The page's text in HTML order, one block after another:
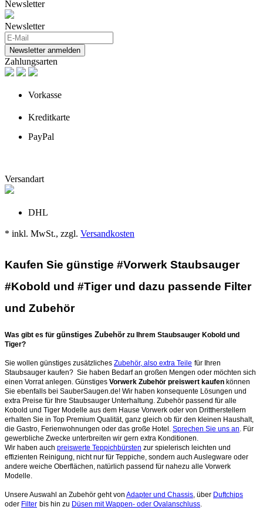
Newsletter
Newsletter
Newsletter anmelden
Zahlungsarten
Vorkasse
Kreditkarte
PayPal
Versandart
DHL
* inkl. MwSt., zzgl. Versandkosten
Kaufen Sie günstige #Vorwerk Staubsauger
#Kobold und #Tiger und dazu passende Filter
und Zubehör
Was gibt es für günstiges Zubehör zu Ihrem Staubsauger Kobold und
Tiger?
Sie wollen günstiges zusätzliches Zubehör, also extra Teile für Ihren
Staubsauger kaufen? Sie haben Bedarf an großen Mengen oder möchten sich
einen Vorrat anlegen. Günstiges Vorwerk Zubehör preiswert kaufen können
Sie ebenfalls bei SauberSaugen.de! Wir haben konsequente Lösungen und
extra Preise für Ihre Staubsauger Unterhaltung. Zubehör passend für alle
Kobold und Tiger Modelle aus dem Hause Vorwerk oder von Drittherstellern
erhalten Sie in Top Premium Qualität, ganz gleich ob für den kleinen Haushalt,
die Gastro, Ferienwohnungen oder das große Hotel. Sprechen Sie uns an . Für
gewerbliche Zwecke unterbreiten wir gern extra Konditionen.
Wir haben auch preiswerte Teppichbürsten zur spielerisch leichten und
effizienten Reinigung, nicht nur für Teppiche, sondern auch Auslegware oder
andere weiche Oberflächen, natürlich passend für nahezu alle Vorwerk
Modelle.
Unsere Auswahl an Zubehör geht von Adapter und Chassis , über Duftchips
oder Filter bis hin zu Düsen mit Wappen- oder Ovalanschluss